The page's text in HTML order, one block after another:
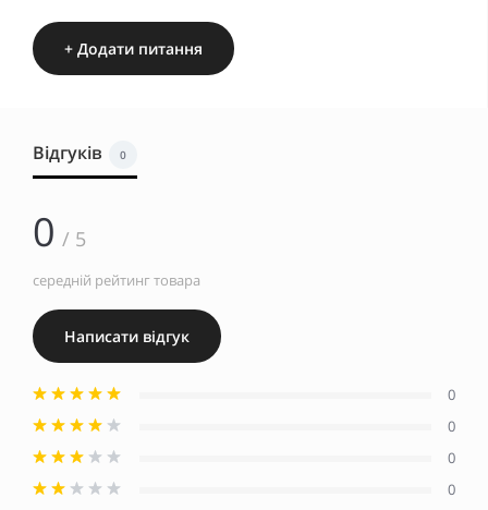
+ Додати питання
Відгуків 0
0 / 5
середній рейтинг товара
Написати відгук
0
0
0
0